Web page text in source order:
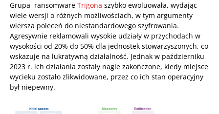
Grupa ransomware Trigona szybko ewoluowała, wydając
wiele wersji o różnych możliwościach, w tym argumenty
wiersza poleceń do niestandardowego szyfrowania.
Agresywnie reklamowali wysokie udziały w przychodach w
wysokości od 20% do 50% dla jednostek stowarzyszonych, co
wskazuje na lukratywną działalność. Jednak w październiku
2023 r. ich działania zostały nagle zakończone, kiedy miejsce
wycieku zostało zlikwidowane, przez co ich stan operacyjny
był niepewny.